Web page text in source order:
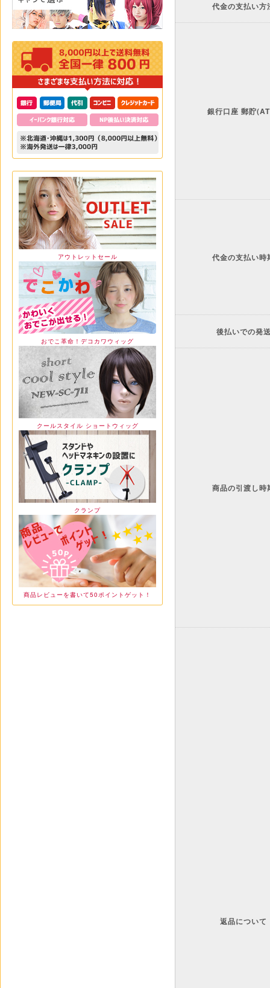
アウトレットセール
おでこ革命！デコカワウィッグ
クールスタイル ショートウィッグ
クランプ
商品レビューを書いて50ポイントゲット！
代金の支払い方
銀行口座 郵貯
代金の支払い時
後払いでの発
商品の引渡し時
返品について